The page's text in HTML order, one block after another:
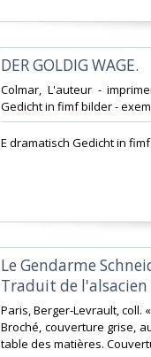
‎DER GOLDIG WAGE. ‎
‎Colmar, L'auteur -
Gedicht in fimf bilder -
‎E dramatisch Gedicht in
‎Le Gendarme
Traduit de l'alsacien
‎Paris, Berger-Levrault, coll.
Broché, couverture grise,
table des matières.